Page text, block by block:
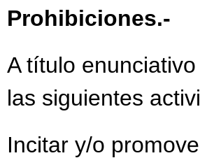
Prohibiciones.-
A título
las siguientes
Incitar y/o